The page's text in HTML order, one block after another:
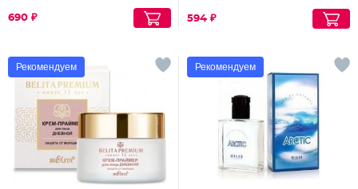
690 ₽ 594 ₽
Рекомендуем Рекомендуем